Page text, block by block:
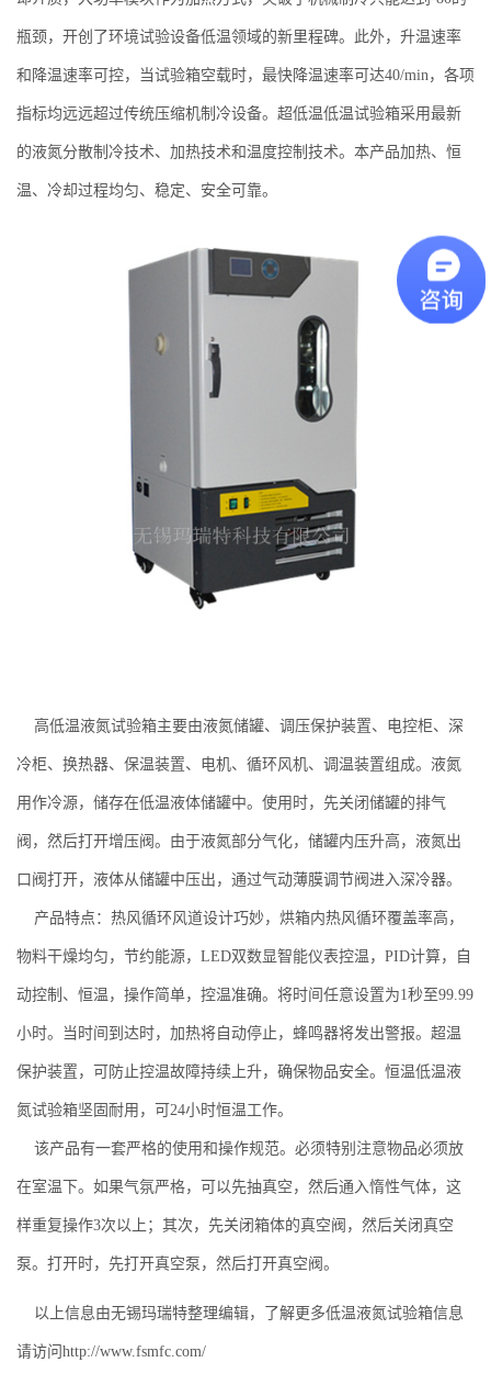
瓶颈，开创了环境试验设备低温领域的新里程碑。此外，升温速率
和降温速率可控，当试验箱空载时，最快降温速率可达40/min，各项
指标均远远超过传统压缩机制冷设备。超低温低温试验箱采用最新
的液氮分散制冷技术、加热技术和温度控制技术。本产品加热、恒
温、冷却过程均匀、稳定、安全可靠。
高低温液氮试验箱主要由液氮储罐、调压保护装置、电控柜、深
冷柜、换热器、保温装置、电机、循环风机、调温装置组成。液氮
用作冷源，储存在低温液体储罐中。使用时，先关闭储罐的排气
阀，然后打开增压阀。由于液氮部分气化，储罐内压升高，液氮出
口阀打开，液体从储罐中压出，通过气动薄膜调节阀进入深冷器。
产品特点：热风循环风道设计巧妙，烘箱内热风循环覆盖率高，
物料干燥均匀，节约能源，LED双数显智能仪表控温，PID计算，自
动控制、恒温，操作简单，控温准确。将时间任意设置为1秒至99.99
小时。当时间到达时，加热将自动停止，蜂鸣器将发出警报。超温
保护装置，可防止控温故障持续上升，确保物品安全。恒温低温液
氮试验箱坚固耐用，可24小时恒温工作。
该产品有一套严格的使用和操作规范。必须特别注意物品必须放
在室温下。如果气氛严格，可以先抽真空，然后通入惰性气体，这
样重复操作3次以上；其次，先关闭箱体的真空阀，然后关闭真空
泵。打开时，先打开真空泵，然后打开真空阀。
以上信息由无锡玛瑞特整理编辑，了解更多低温液氮试验箱信息
请访问http://www.fsmfc.com/